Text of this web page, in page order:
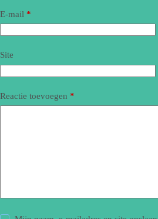
E-mail *
Site
Reactie toevoegen *